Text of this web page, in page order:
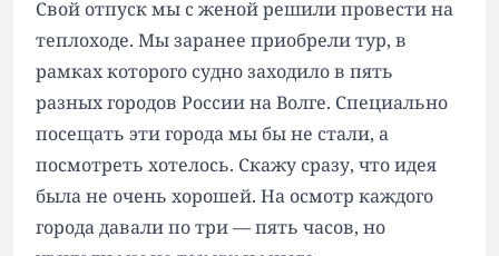
Свой отпуск мы с женой решили провести на
теплоходе. Мы заранее приобрели тур, в
рамках которого судно заходило в пять
разных городов России на Волге. Специально
посещать эти города мы бы не стали, а
посмотреть хотелось. Скажу сразу, что идея
была не очень хорошей. На осмотр каждого
города давали по три — пять часов, но